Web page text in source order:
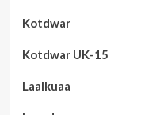
Kotdwar
Kotdwar UK-15
Laalkuaa